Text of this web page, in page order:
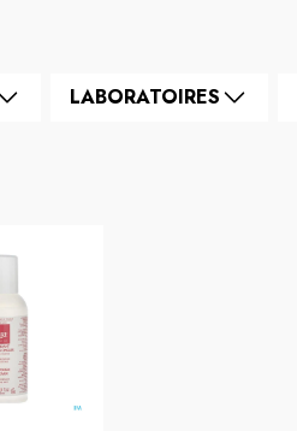
LABORATOIRES